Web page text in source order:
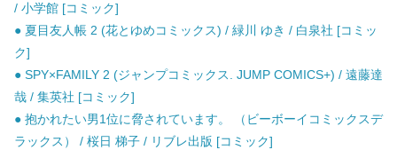
/ 小学館 [コミック]
● 夏目友人帳 2 (花とゆめコミックス) / 緑川 ゆき / 白泉社 [コミッ
ク]
● SPY×FAMILY 2 (ジャンプコミックス. JUMP COMICS+) / 遠藤達
哉 / 集英社 [コミック]
● 抱かれたい男1位に脅されています。 （ビーボーイコミックスデ
ラックス） / 桜日 梯子 / リブレ出版 [コミック]